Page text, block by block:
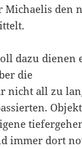
Michaelis den
dazu dienen
die
nicht all zu
immer dort